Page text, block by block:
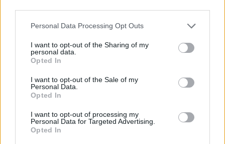
Personal Data Processing Opt Outs
I want to opt-out of the Sharing of my
personal data.
Opted In
I want to opt-out of the Sale of my
Personal Data.
Opted In
I want to opt-out of processing my
Personal Data for Targeted Advertising.
Opted In
Elektromos autó
Eladod, vagy eladnád a Teslád Musk
e-cars.hu - 2025-03-04 32 hozzászólás
Egyre több tulajdonos döntött úgy, hogy megválik a Teslájától.